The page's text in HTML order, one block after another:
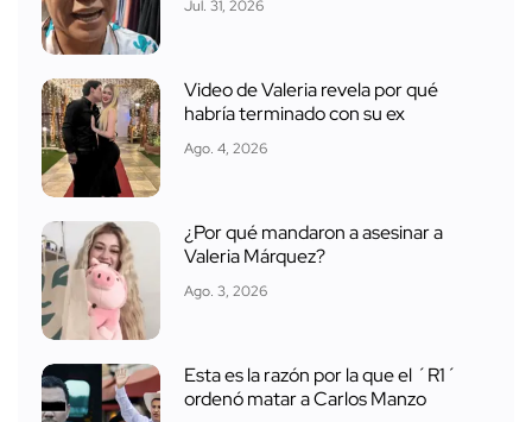
Jul. 31, 2026
Video de Valeria revela por qué
habría terminado con su ex
Ago. 4, 2026
¿Por qué mandaron a asesinar a
Valeria Márquez?
Ago. 3, 2026
Esta es la razón por la que el ´R1´
ordenó matar a Carlos Manzo